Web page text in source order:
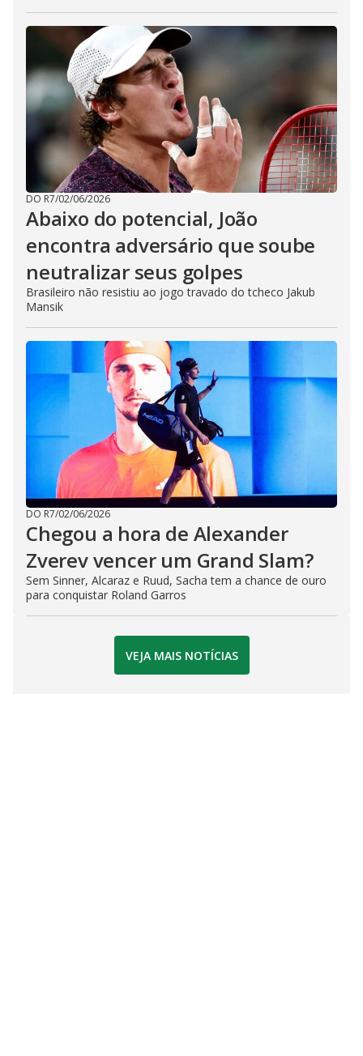
DO R7/02/06/2026
Abaixo do potencial, João
encontra adversário que soube
neutralizar seus golpes
Brasileiro não resistiu ao jogo travado do tcheco Jakub
Mansik
DO R7/02/06/2026
Chegou a hora de Alexander
Zverev vencer um Grand Slam?
Sem Sinner, Alcaraz e Ruud, Sacha tem a chance de ouro
para conquistar Roland Garros
VEJA MAIS NOTÍCIAS